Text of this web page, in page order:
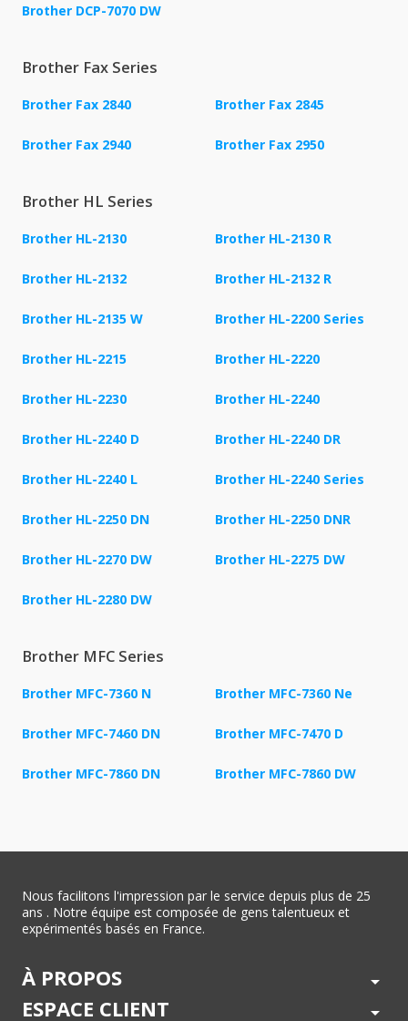
Brother DCP-7070 DW
Brother Fax Series
Brother Fax 2840 Brother Fax 2845
Brother Fax 2940 Brother Fax 2950
Brother HL Series
Brother HL-2130 Brother HL-2130 R
Brother HL-2132 Brother HL-2132 R
Brother HL-2135 W Brother HL-2200 Series
Brother HL-2215 Brother HL-2220
Brother HL-2230 Brother HL-2240
Brother HL-2240 D Brother HL-2240 DR
Brother HL-2240 L Brother HL-2240 Series
Brother HL-2250 DN Brother HL-2250 DNR
Brother HL-2270 DW Brother HL-2275 DW
Brother HL-2280 DW
Brother MFC Series
Brother MFC-7360 N Brother MFC-7360 Ne
Brother MFC-7460 DN Brother MFC-7470 D
Brother MFC-7860 DN Brother MFC-7860 DW
Nous facilitons l'impression par le service depuis plus de 25
ans . Notre équipe est composée de gens talentueux et
expérimentés basés en France.
À PROPOS arrow_drop_down
ESPACE CLIENT arrow_drop_down